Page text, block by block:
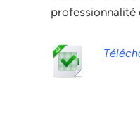
professionnalité